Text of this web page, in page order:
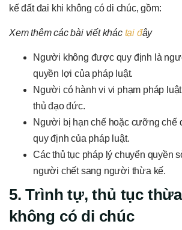
kế đất đai khi không có di chúc, gồm:
Xem thêm các bài viết khác tại đây
Người không được quy định là
quyền lợi của pháp luật.
Người có hành vi vi phạm pháp
thủ đạo đức.
Người bị hạn chế hoặc cưỡng chế
quy định của pháp luật.
Các thủ tục pháp lý chuyển quyền
người chết sang người thừa kế.
5. Trình tự, thủ tục
không có di chúc